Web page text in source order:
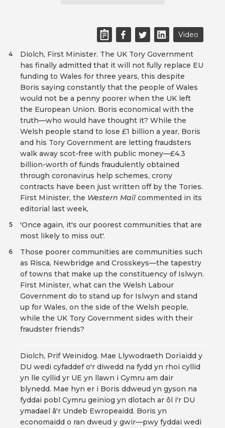
Video
Diolch, First Minister. The UK Tory Government
has finally admitted that it will not fully replace EU
funding to Wales for three years, this despite
Boris saying constantly that the people of Wales
would not be a penny poorer when the UK left
the European Union. Boris economical with the
truth—who would have thought it? While the
Welsh people stand to lose £1 billion a year, Boris
and his Tory Government are letting fraudsters
walk away scot-free with public money—£4.3
billion-worth of funds fraudulently obtained
through coronavirus help schemes, crony
contracts have been just written off by the Tories.
First Minister, the Western Mail commented in its
editorial last week,
4
'Once again, it's our poorest communities that are
most likely to miss out'.
5
Those poorer communities are communities such
as Risca, Newbridge and Crosskeys—the tapestry
of towns that make up the constituency of Islwyn.
First Minister, what can the Welsh Labour
Government do to stand up for Islwyn and stand
up for Wales, on the side of the Welsh people,
while the UK Tory Government sides with their
fraudster friends?
6
Diolch, Prif Weinidog. Mae Llywodraeth Dorïaidd y
DU wedi cyfaddef o'r diwedd na fydd yn rhoi cyllid
yn lle cyllid yr UE yn llawn i Gymru am dair
blynedd. Mae hyn er i Boris ddweud yn gyson na
fyddai pobl Cymru geiniog yn dlotach ar ôl i'r DU
ymadael â'r Undeb Ewropeaidd. Boris yn
economaidd o ran dweud y gwir—pwy fyddai wedi